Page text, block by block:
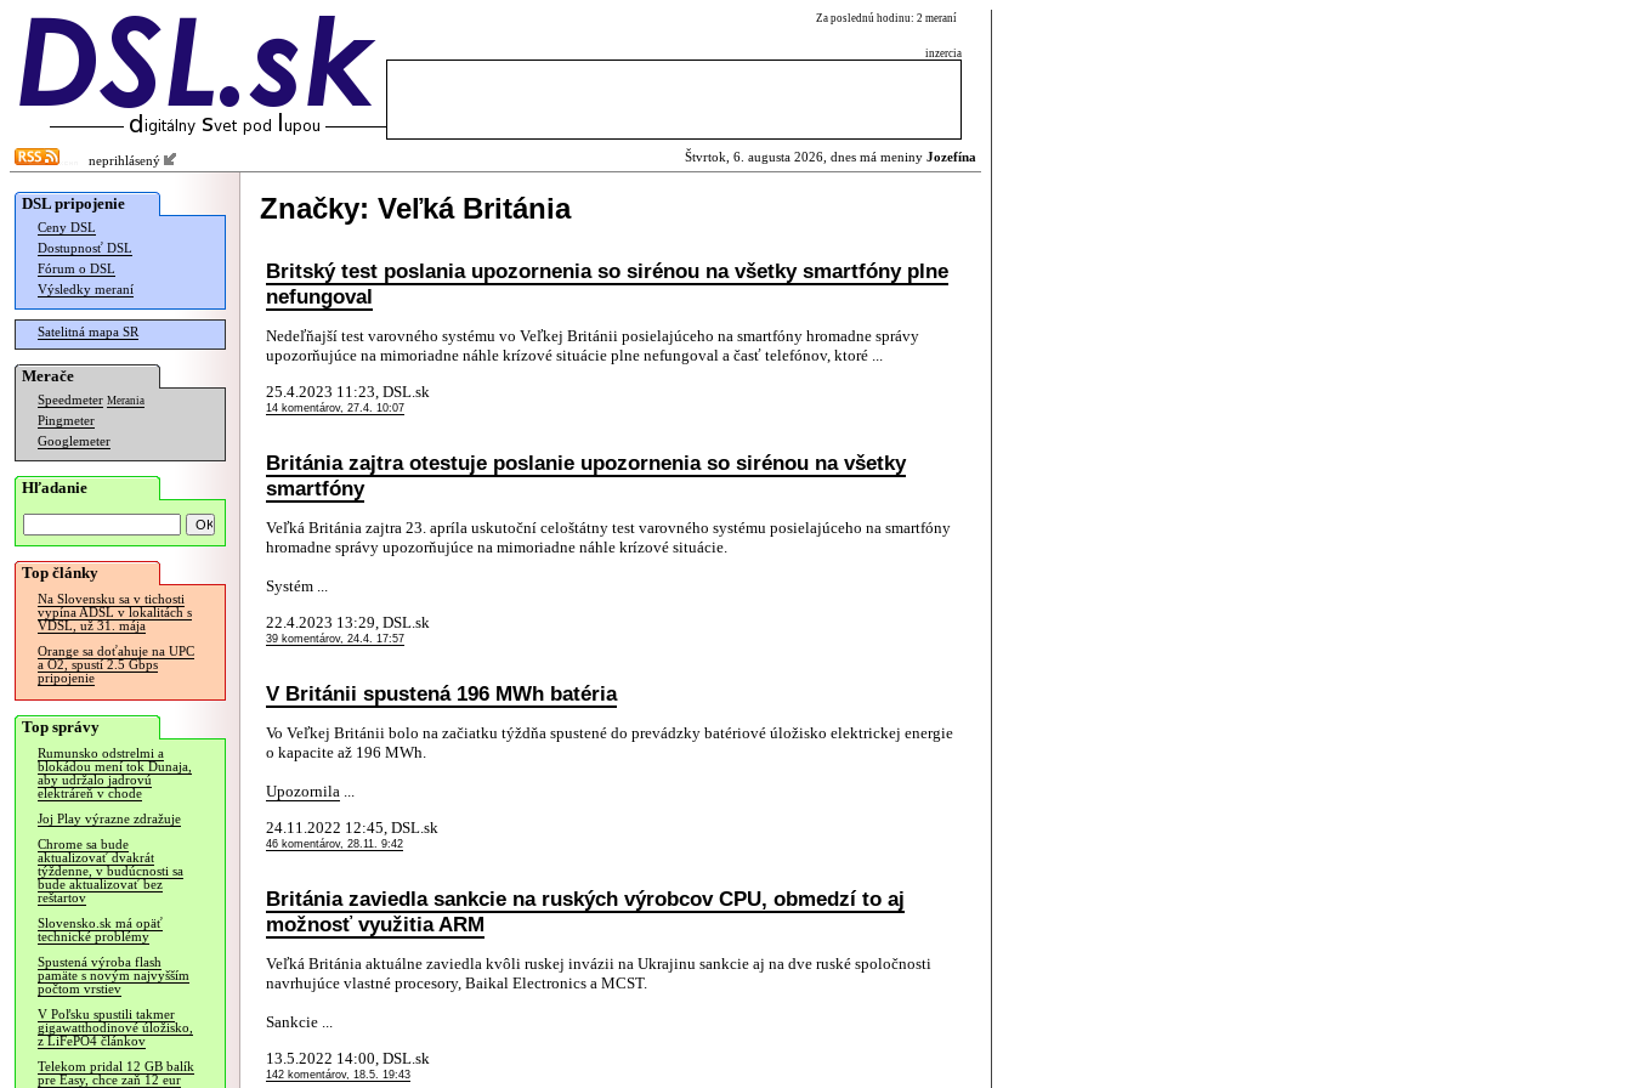
Za poslednú hodinu: 2 meraní
inzercia
neprihlásený Štvrtok, 6. augusta 2026, dnes má meniny Jozefína
DSL pripojenie
Ceny DSL
Dostupnosť DSL
Fórum o DSL
Výsledky meraní
Satelitná mapa SR
Merače
Speedmeter Merania
Pingmeter
Googlemeter
Hľadanie
Top články
Na Slovensku sa v tichosti
vypína ADSL v lokalitách s
VDSL, už 31. mája
Orange sa doťahuje na UPC
a O2, spustí 2.5 Gbps
pripojenie
Top správy
Rumunsko odstrelmi a
blokádou mení tok Dunaja,
aby udržalo jadrovú
elektráreň v chode
Joj Play výrazne zdražuje
Chrome sa bude
aktualizovať dvakrát
týždenne, v budúcnosti sa
bude aktualizovať bez
reštartov
Slovensko.sk má opäť
technické problémy
Spustená výroba flash
pamäte s novým najvyšším
počtom vrstiev
V Poľsku spustili takmer
gigawatthodinové úložisko,
z LiFePO4 článkov
Telekom pridal 12 GB balík
pre Easy, chce zaň 12 eur
Značky: Veľká Británia
Britský test poslania upozornenia so sirénou na všetky smartfóny plne
nefungoval
Nedeľňajší test varovného systému vo Veľkej Británii posielajúceho na smartfóny hromadne správy
upozorňujúce na mimoriadne náhle krízové situácie plne nefungoval a časť telefónov, ktoré ...
25.4.2023 11:23, DSL.sk
14 komentárov, 27.4. 10:07
Británia zajtra otestuje poslanie upozornenia so sirénou na všetky
smartfóny
Veľká Británia zajtra 23. apríla uskutoční celoštátny test varovného systému posielajúceho na smartfóny
hromadne správy upozorňujúce na mimoriadne náhle krízové situácie.
Systém ...
22.4.2023 13:29, DSL.sk
39 komentárov, 24.4. 17:57
V Británii spustená 196 MWh batéria
Vo Veľkej Británii bolo na začiatku týždňa spustené do prevádzky batériové úložisko elektrickej energie
o kapacite až 196 MWh.
Upozornila ...
24.11.2022 12:45, DSL.sk
46 komentárov, 28.11. 9:42
Británia zaviedla sankcie na ruských výrobcov CPU, obmedzí to aj
možnosť využitia ARM
Veľká Británia aktuálne zaviedla kvôli ruskej invázii na Ukrajinu sankcie aj na dve ruské spoločnosti
navrhujúce vlastné procesory, Baikal Electronics a MCST.
Sankcie ...
13.5.2022 14:00, DSL.sk
142 komentárov, 18.5. 19:43